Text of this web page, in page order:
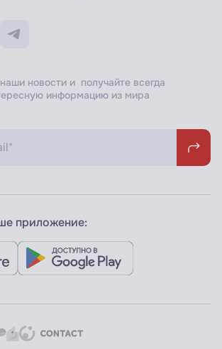
новости и получайте всегда
информацию из мира
приложение: